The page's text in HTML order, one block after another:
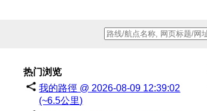
热门浏览
我的路徑 @ 2026-08-09 12:39:02
(~6.5公里)